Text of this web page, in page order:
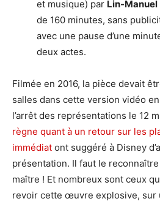
et musique) par Lin-Manuel
de 160 minutes, sans
avec une pause d’une
deux actes.
Filmée en 2016, la pièce devait
salles dans cette version vidéo
l’arrêt des représentations le 12
règne quant à un retour sur les
immédiat ont suggéré à Disney
présentation. Il faut le reconnaître
maître ! Et nombreux sont ceux
revoir cette œuvre explosive, sur